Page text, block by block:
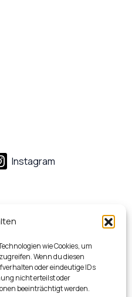
wie Cookies, um
Wenn du diesen
oder eindeutige IDs
nicht erteilst oder
beeinträchtigt werden.
Instagram